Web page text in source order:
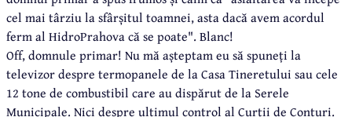
cel mai târziu la sfârșitul toamnei, asta dacă avem acordul
ferm al HidroPrahova că se poate". Blanc!
Off, domnule primar! Nu mă așteptam eu să spuneți la
televizor despre termopanele de la Casa Tineretului sau cele
12 tone de combustibil care au dispărut de la Serele
Municipale. Nici despre ultimul control al Curții de Conturi.